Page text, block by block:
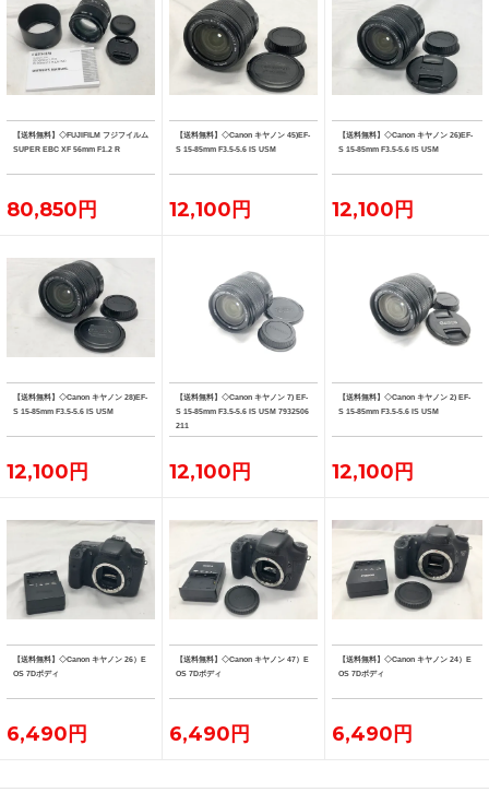
【送料無料】◇FUJIFILM フジフイルム
SUPER EBC XF 56mm F1.2 R
80,850円
【送料無料】◇Canon キヤノン 45)EF-
S 15-85mm F3.5-5.6 IS USM
12,100円
【送料無料】◇Canon キヤノン 26)EF-
S 15-85mm F3.5-5.6 IS USM
12,100円
【送料無料】◇Canon キヤノン 28)EF-
S 15-85mm F3.5-5.6 IS USM
12,100円
【送料無料】◇Canon キヤノン 7) EF-
S 15-85mm F3.5-5.6 IS USM 7932506
211
12,100円
【送料無料】◇Canon キヤノン 2) EF-
S 15-85mm F3.5-5.6 IS USM
12,100円
【送料無料】◇Canon キヤノン 26）E
OS 7Dボディ
6,490円
【送料無料】◇Canon キヤノン 47）E
OS 7Dボディ
6,490円
【送料無料】◇Canon キヤノン 24）E
OS 7Dボディ
6,490円